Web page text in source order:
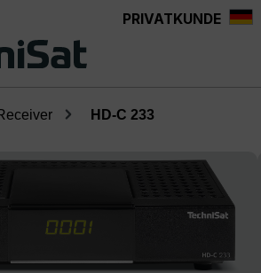
PRIVATKUNDE
HD-C 233